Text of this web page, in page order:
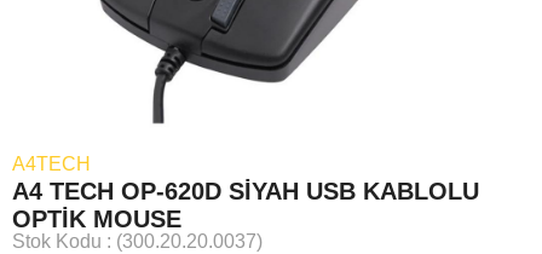
A4TECH
A4 TECH OP-620D SİYAH USB KABLOLU
OPTİK MOUSE
Stok Kodu (300.20.20.0037)